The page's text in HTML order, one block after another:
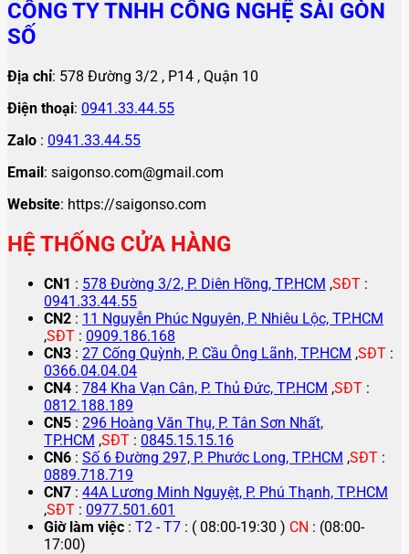
CÔNG TY TNHH CÔNG NGHỆ SÀI GÒN
SỐ
Địa chỉ: 578 Đường 3/2 , P14 , Quận 10
Điện thoại: 0941.33.44.55
Zalo : 0941.33.44.55
Email: saigonso.com@gmail.com
Website: https://saigonso.com
HỆ THỐNG CỬA HÀNG
CN1 : 578 Đường 3/2, P. Diên Hồng, TP.HCM ,SĐT :
0941.33.44.55
CN2 : 11 Nguyễn Phúc Nguyên, P. Nhiêu Lộc, TP.HCM
,SĐT : 0909.186.168
CN3 : 27 Cống Quỳnh, P. Cầu Ông Lãnh, TP.HCM ,SĐT :
0366.04.04.04
CN4 : 784 Kha Vạn Cân, P. Thủ Đức, TP.HCM ,SĐT :
0812.188.189
CN5 : 296 Hoàng Văn Thụ, P. Tân Sơn Nhất,
TP.HCM ,SĐT : 0845.15.15.16
CN6 : Số 6 Đường 297, P. Phước Long, TP.HCM ,SĐT :
0889.718.719
CN7 : 44A Lương Minh Nguyệt, P. Phú Thạnh, TP.HCM
,SĐT : 0977.501.601
Giờ làm việc : T2 - T7 : ( 08:00-19:30 ) CN : (08:00-
17:00)